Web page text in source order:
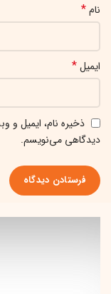
نام*
ایمیل*
ذخیره نام، ایمیل و
دیدگاهی می‌نویسم.